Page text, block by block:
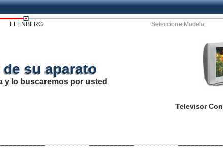
ELENBERG Seleccione Modelo
Televisor
su aparato
y lo buscaremos por usted